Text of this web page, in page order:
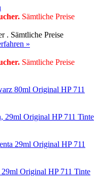
. Sämtliche Preise
. Sämtliche Preise
»
. Sämtliche Preise
Original HP 711
Original HP 711 Tinte
Original HP 711
Original HP 711 Tinte